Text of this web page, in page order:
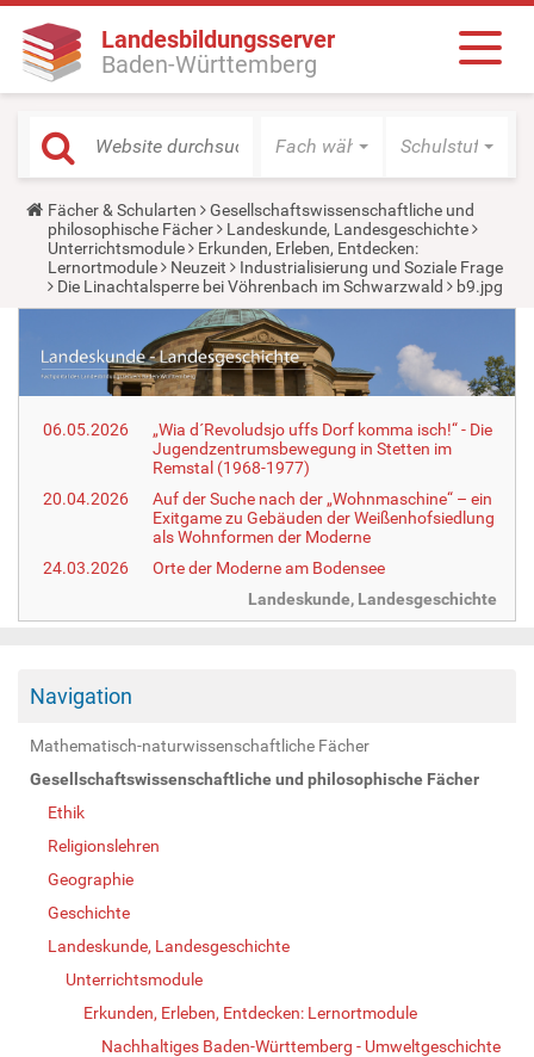
Landesbildungsserver
Baden-Württemberg
Fach wählen Schulstufe
Y
o
u
a
r
e
r
e
:
Fächer & Schularten
Gesellschaftswissenschaftliche und
philosophische Fächer
Landeskunde, Landesgeschichte
Unterrichtsmodule
Erkunden, Erleben, Entdecken:
Lernortmodule
Neuzeit
Industrialisierung und Soziale Frage
Die Linachtalsperre bei Vöhrenbach im Schwarzwald
b9.jpg
06.05.2026
„Wia d´Revoludsjo uffs Dorf komma isch!“ - Die
Jugendzentrumsbewegung in Stetten im
Remstal (1968-1977)
20.04.2026
Auf der Suche nach der „Wohnmaschine“ – ein
Exitgame zu Gebäuden der Weißenhofsiedlung
als Wohnformen der Moderne
24.03.2026
Orte der Moderne am Bodensee
Landeskunde, Landesgeschichte
Navigation
Mathematisch-naturwissenschaftliche Fächer
Gesellschaftswissenschaftliche und philosophische Fächer
Ethik
Religionslehren
Geographie
Geschichte
Landeskunde, Landesgeschichte
Unterrichtsmodule
Erkunden, Erleben, Entdecken: Lernortmodule
Nachhaltiges Baden-Württemberg - Umweltgeschichte